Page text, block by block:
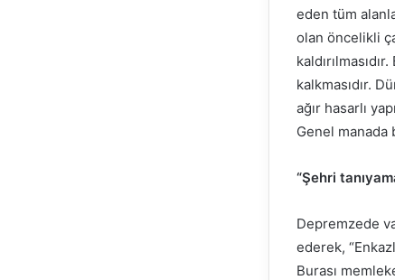
eden tüm
olan öncelikli
kalkmasıdır.
ağır hasarlı
Genel manada
“Şehri
Depremzede
ederek,
Burası